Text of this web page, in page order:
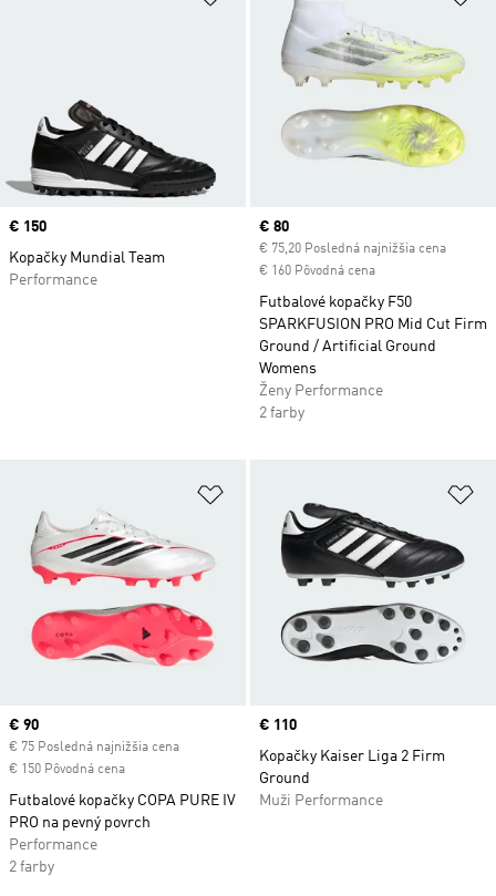
Price
€ 150
Kopačky Mundial Team
Performance
Current price
€ 80
€ 75,20 Posledná najnižšia cena
€ 160 Pôvodná cena
Futbalové kopačky F50
SPARKFUSION PRO Mid Cut Firm
Ground / Artificial Ground
Womens
Ženy Performance
2 farby
Pridať do zoznamu želaných
Current price
€ 90
€ 75 Posledná najnižšia cena
€ 150 Pôvodná cena
Futbalové kopačky COPA PURE IV
PRO na pevný povrch
Performance
2 farby
Price
€ 110
Kopačky Kaiser Liga 2 Firm
Ground
Muži Performance